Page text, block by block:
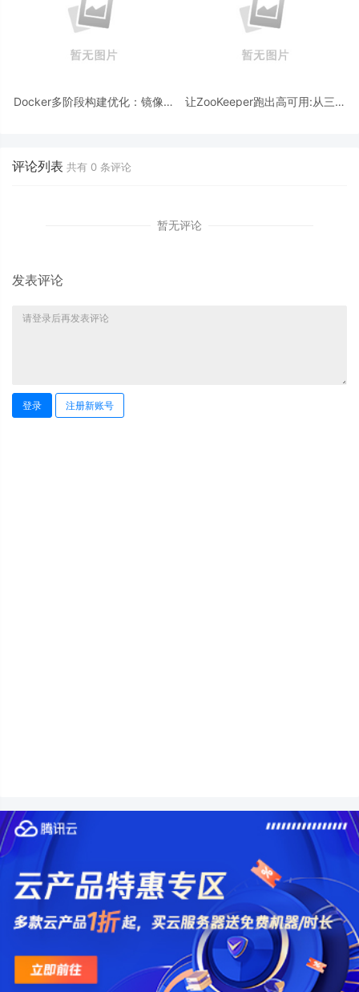
Docker多阶段构建优化：镜像体
让ZooKeeper跑出高可用:从三节
评论列表 共有 0 条评论
暂无评论
发表评论
登录 注册新账号